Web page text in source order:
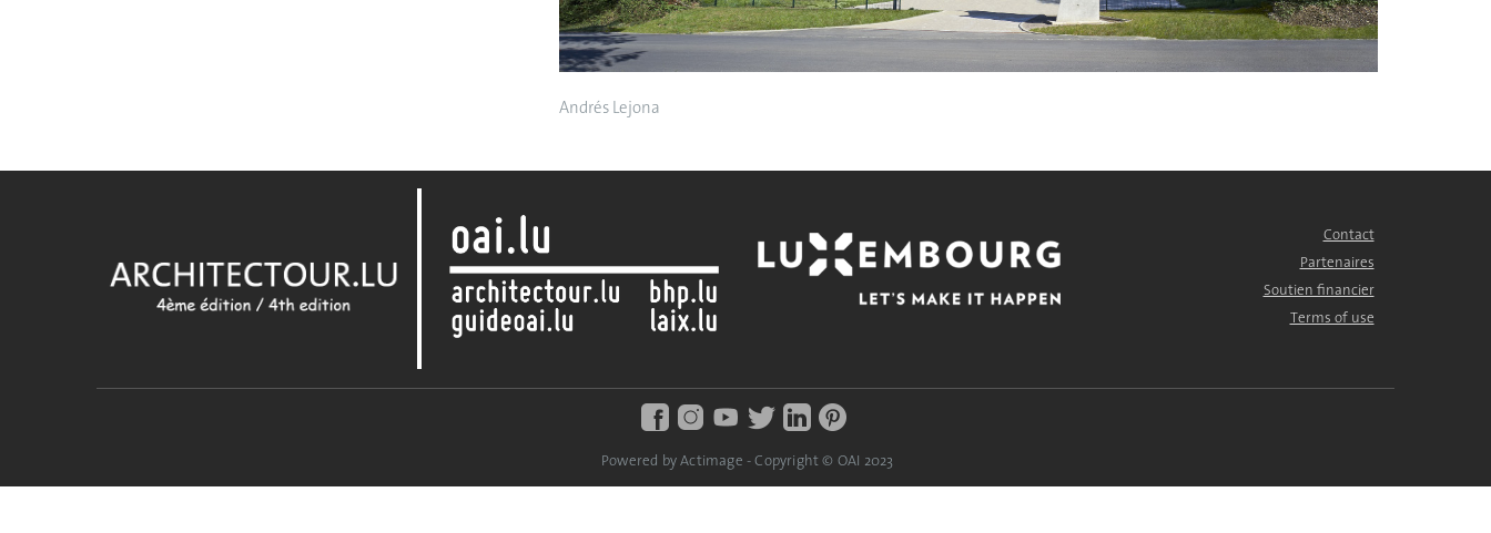
Andrés Lejona
Contact
Partenaires
Soutien financier
Terms of use
Powered by Actimage - Copyright © OAI 2023